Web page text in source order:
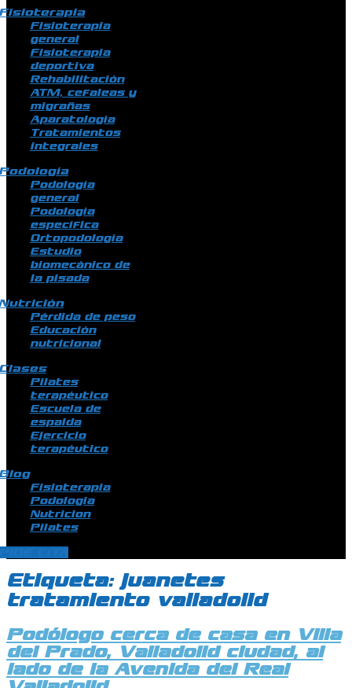
Fisioterapia
general
Fisioterapia
deportiva
Rehabilitación
ATM, cefaleas y
migrañas
Aparatología
Tratamientos
integrales
Podología
general
Podología
específica
Ortopodología
Estudio
biomecánico de
la pisada
Pérdida de peso
Educación
nutricional
Pilates
terapéutico
Escuela de
espalda
Ejercicio
terapéutico
Fisioterapia
Podologia
Nutricion
Pilates
Etiqueta: juanetes
tratamiento valladolid
Podólogo cerca de casa en Villa
del Prado, Valladolid ciudad, al
lado de la Avenida del Real